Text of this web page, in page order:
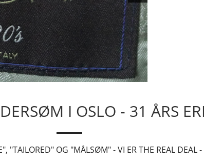
I OSLO - 31 ÅRS
"TAILORED" OG "MÅLSØM" - VI ER THE REAL DEAL -